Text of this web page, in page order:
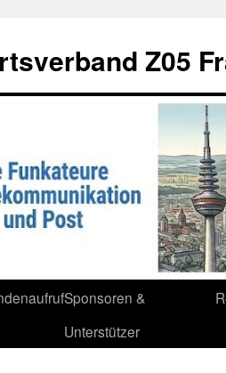
Z05
Sponsoren &
Unterstützer